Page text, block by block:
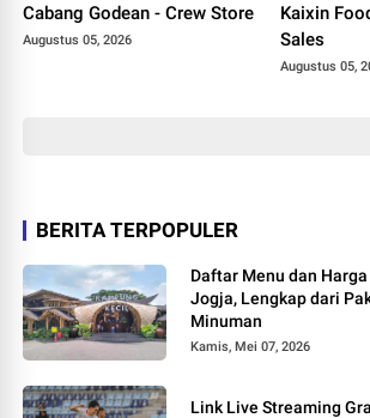
Cabang Godean - Crew Store
Augustus 05, 2026
Kaixin
Sales
Augustus 05,
BERITA TERPOPULER
Daftar Menu dan
Jogja, Lengkap dari
Minuman
Kamis, Mei 07, 2026
Link Live Streaming